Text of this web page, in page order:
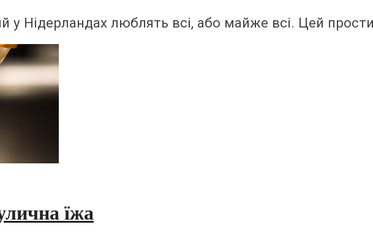
у Нідерландах люблять всі, або майже всі. Цей
їжа